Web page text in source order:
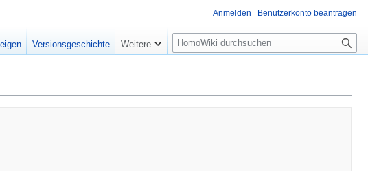
Anmelden Benutzerkonto beantragen
Versionsgeschichte Weitere
Suche